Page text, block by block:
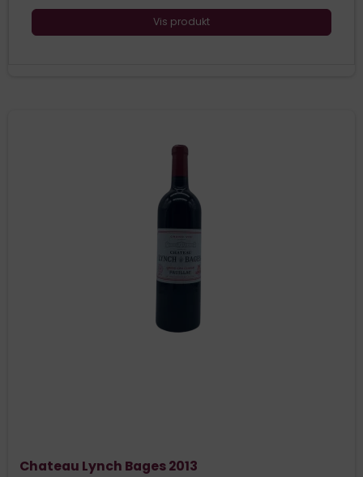
Vis produkt
Chateau Lynch Bages 2013